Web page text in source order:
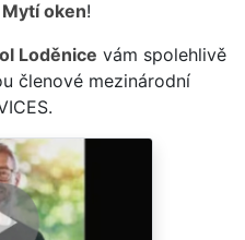
Mytí oken!
Loděnice vám spolehlivě
členové mezinárodní